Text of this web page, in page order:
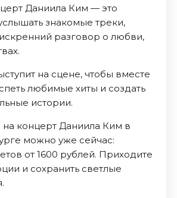
Даниила Ким — это
знакомые треки,
разговор о любви,
на сцене, чтобы вместе
любимые хиты и создать
истории.
на концерт Даниила Ким в
можно уже сейчас:
от 1600 рублей. Приходите
и сохранить светлые